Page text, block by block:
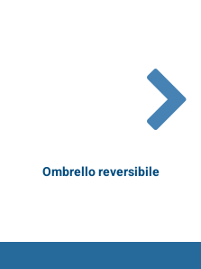
Ombrello reversibile